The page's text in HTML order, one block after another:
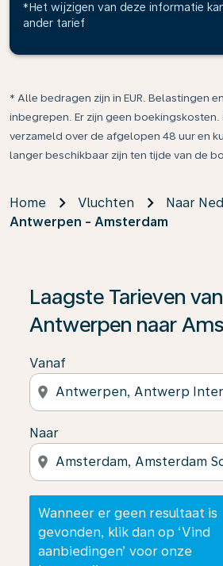
*Het wijzigen van deze informatie
ander tarief
* Alle bedragen zijn in EUR. Belastingen
inbegrepen. Er zijn geen
verzameld over de afgelopen 48 uur en
langer beschikbaar zijn ten tijde van de
Home Vluchten
Naar
Antwerpen - Amsterdam
Laagste Tarieven van
Antwerpen naar
Vanaf
location_on
Naar
location_on
Wanneer er geen resultaat is
gevonden, klik dan op ‘Vind
aanbiedingen’ voor onze
Wanneer er geen resultaat is